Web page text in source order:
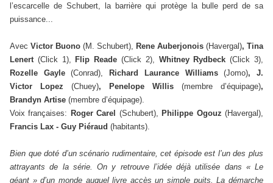
l’escarcelle de Schubert, la barrière qui protège la bulle perd de sa
puissance...
Avec Victor Buono (M. Schubert), Rene Auberjonois (Havergal), Tina
Lenert (Click 1),Flip Reade(Click 2), Whitney Rydbeck(Click 3),
Rozelle Gayle(Conrad),Richard Laurance Williams(Jomo), J.
Victor Lopez (Chuey), Penelope Willis (membre d’équipage),
Brandyn Artise (membre d’équipage).
Voix françaises: Roger Carel (Schubert),Philippe Ogouz(Havergal),
Francis Lax - Guy Piéraud (habitants).
Bien que doté d’un scénario rudimentaire, cet épisode est l’un des plus
attrayants de la série. On y retrouve l’idée déjà utilisée dans « Le
géant » d’un monde auquel livre accès un simple puits. La démarche